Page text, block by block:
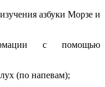
азбуки Морзе и
с помощью
(по напевам);